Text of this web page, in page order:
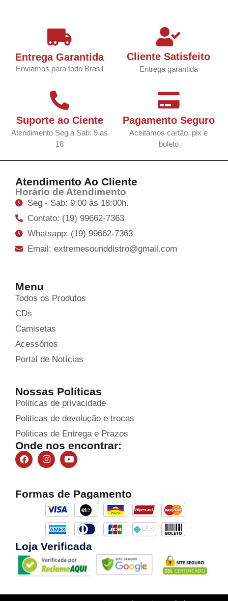
Entrega Garantida
Enviamos para todo Brasil
Cliente Satisfeito
Entrega garantida
Suporte ao Ciente
Atendimento Seg a Sab: 9 as
18
Pagamento Seguro
Aceitamos cartão, pix e
boleto
Atendimento Ao Cliente
Horário de Atendimento
Seg - Sab: 9:00 às 18:00h.
Contato: (19) 99662-7363
Whatsapp: (19) 99662-7363
Email: extremesounddistro@gmail.com
Menu
Todos os Produtos
CDs
Camisetas
Acessórios
Portal de Notícias
Nossas Políticas
Politicas de privacidade
Politicas de devolução e trocas
Politicas de Entrega e Prazos
Onde nos encontrar:
Formas de Pagamento
Loja Verificada